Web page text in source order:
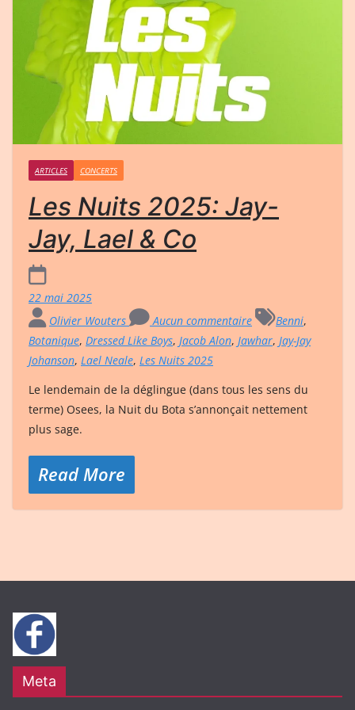
ARTICLES CONCERTS
Les Nuits 2025: Jay-
Jay, Lael & Co
22 mai 2025
Olivier Wouters
Aucun commentaire Benni,
Botanique, Dressed Like Boys, Jacob Alon, Jawhar, Jay-Jay
Johanson, Lael Neale, Les Nuits 2025
Le lendemain de la déglingue (dans tous les sens du
terme) Osees, la Nuit du Bota s’annonçait nettement
plus sage.
Read More
Meta